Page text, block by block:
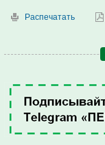
Распечатать